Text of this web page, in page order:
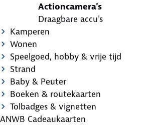
Actioncamera's
Draagbare accu's
Kamperen
Wonen
Speelgoed, hobby & vrije tijd
Strand
Baby & Peuter
Boeken & routekaarten
Tolbadges & vignetten
ANWB Cadeaukaarten